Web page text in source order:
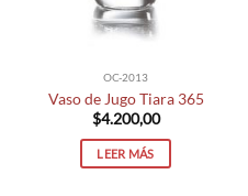
OC-2013
Vaso de Jugo Tiara 365
$4.200,00
LEER MÁS